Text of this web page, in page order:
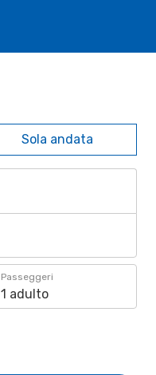
Sola andata
Passeggeri
1 adulto